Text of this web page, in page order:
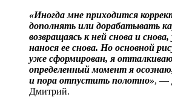
«Иногда мне приходится
дополнять или дорабатывать
возвращаясь к ней снова и снова,
нанося ее снова. Но основной
уже сформирован, я
определенный момент я
и пора отпустить полотно», —
Дмитрий.